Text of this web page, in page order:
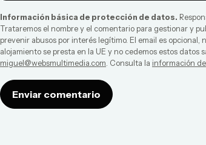
Información básica de protección de datos.
Trataremos el nombre y el comentario para gestionar y
prevenir abusos por interés legítimo. El email es opcional,
alojamiento se presta en la UE y no cedemos estos
miguel@websmultimedia.com . Consulta la información
Enviar comentario